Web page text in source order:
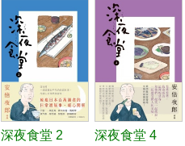
深夜食堂 2 深夜食堂 4